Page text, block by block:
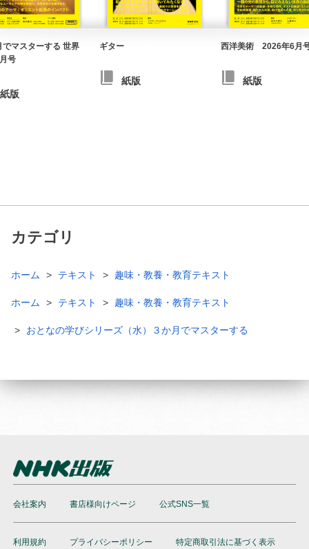
でマスターする 世界
号
紙版
ギター
紙版
西洋美術 2026年6月
紙版
カテゴリ
ホーム テキスト 趣味・教養・教育テキスト
ホーム テキスト 趣味・教養・教育テキスト
おとなの学びシリーズ（水）３か月でマスターする
会社案内 書店様向けページ 公式SNS一覧
利用規約 プライバシーポリシー 特定商取引法に基づく表示